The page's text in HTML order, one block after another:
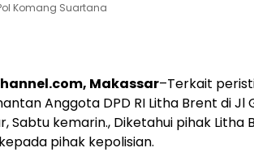
Komang Suartana
Makassar–Terkait
Anggota DPD RI Litha Brent di Jl
Sabtu kemarin., Diketahui pihak Litha
pihak kepolisian.